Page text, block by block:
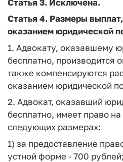
Статья 4. Размеры
оказанием юридической
1. Адвокату, оказавшему
бесплатно, производится
также компенсируются
оказанием юридической
2. Адвокат, оказавший
бесплатно, имеет право на
следующих размерах:
1) за предоставление
устной форме - 700 рублей;